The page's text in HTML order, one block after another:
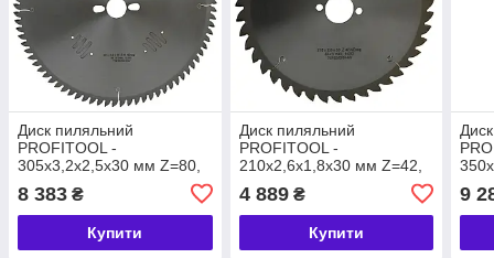
Диск пиляльний
PROFITOOL -
305х3,2х2,5х30 мм Z=80,
8 383 ₴
Купити
Диск пиляльний
PROFITOOL -
210х2,6х1,8х30 мм Z=42,
4 889₴
Купити
9